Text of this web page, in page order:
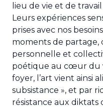
lieu de vie et de
Leurs expériences
prises avec nos
moments de partage,
personnelle et
poétique au cœur du
foyer, l’art vient ainsi
subsistance », et par
résistance aux diktats